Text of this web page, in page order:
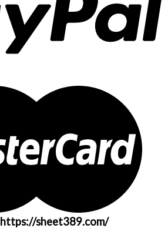
https://sheet389.com/